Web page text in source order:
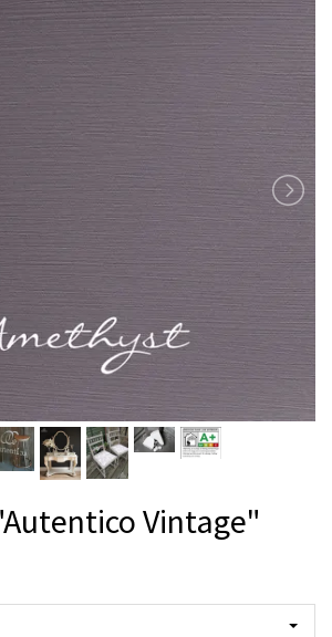
Vintage"